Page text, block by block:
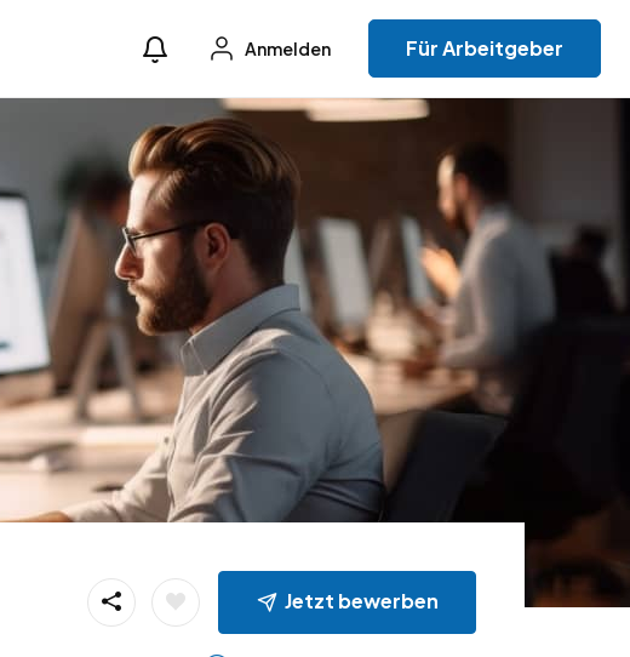
Anmelden Für Arbeitgeber
Jetzt bewerben